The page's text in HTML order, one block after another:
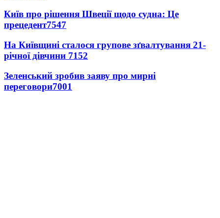
Київ про рішення Швеції щодо судна: Це
прецедент7547
На Київщині сталося групове зґвалтування 21-
річної дівчини 7152
Зеленський зробив заяву про мирні
переговори7001